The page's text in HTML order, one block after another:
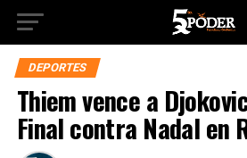
DEPORTES
Thiem vence a
Final contra Nadal en